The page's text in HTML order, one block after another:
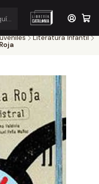
RM por compras sobre
Literatura Infantil